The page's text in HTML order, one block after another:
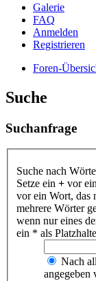
Galerie
FAQ
Anmelden
Registrieren
Foren-
Suche
Suchanfrage
Suche nach
Setze ein + vor
vor ein Wort, das
mehrere Wörter
wenn nur eines
ein * als
Nach
angegeben